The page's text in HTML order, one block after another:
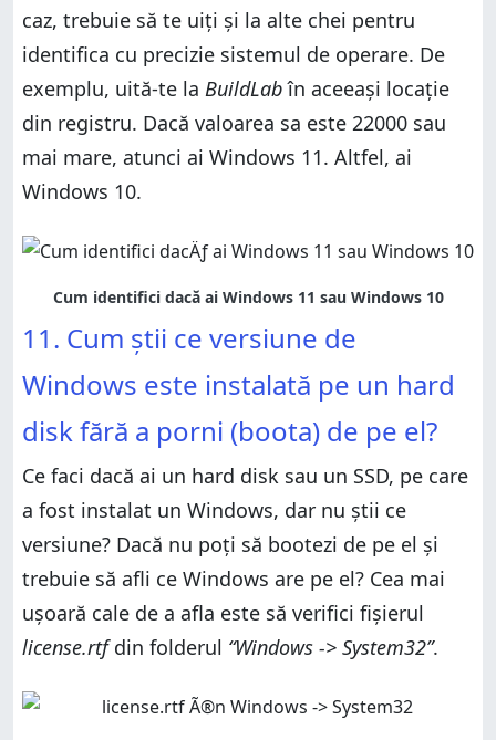
caz, trebuie să te uiți și la alte chei pentru
identifica cu precizie sistemul de operare. De
exemplu, uită-te la BuildLabîn aceeași locație
din registru. Dacă valoarea sa este 22000 sau
mai mare, atunci ai Windows 11. Altfel, ai
Windows 10.
11. Cum știi ce versiune de
Windows este instalată pe un hard
disk fără a porni (boota) de pe el?
Ce faci dacă ai un hard disk sau un SSD, pe care
a fost instalat un Windows, dar nu știi ce
versiune? Dacă nu poți să bootezi de pe el și
trebuie să afli ce Windows are pe el? Cea mai
ușoară cale de a afla este să verifici fișierul
license.rtfdin folderul “Windows -> System32”.